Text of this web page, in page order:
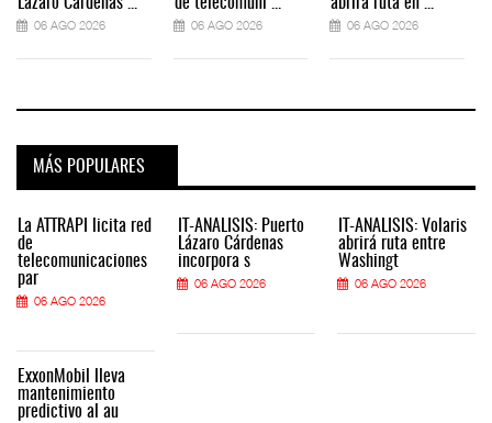
06 AGO 2026 06 AGO 2026 06 AGO 2026
MÁS POPULARES
La ATTRAPI licita red
de
telecomunicaciones
par
06 AGO 2026
ExxonMobil lleva
mantenimiento
predictivo al au
IT-ANÁLISIS: Puerto
Lázaro Cárdenas
incorpora s
06 AGO 2026
IT-ANÁLISIS: Volaris
abrirá ruta entre
Washingt
06 AGO 2026